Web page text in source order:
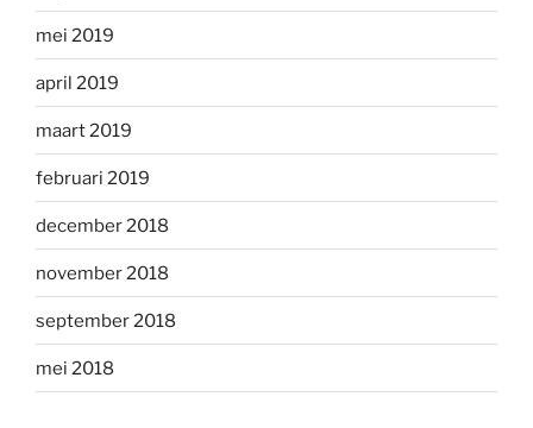
mei 2019
april 2019
maart 2019
februari 2019
december 2018
november 2018
september 2018
mei 2018